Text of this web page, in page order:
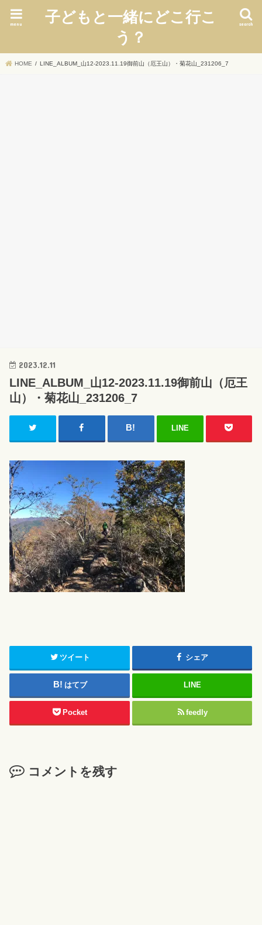
子どもと一緒にどこ行こ
う？
search
menu
HOME LINE_ALBUM_山12-2023.11.19御前山（厄王山）・菊花山_231206_7
2023.12.11
LINE_ALBUM_山12-2023.11.19御前山（厄王
山）・菊花山_231206_7
LINE
ツイート シェア
はてブ LINE
Pocket feedly
コメントを残す